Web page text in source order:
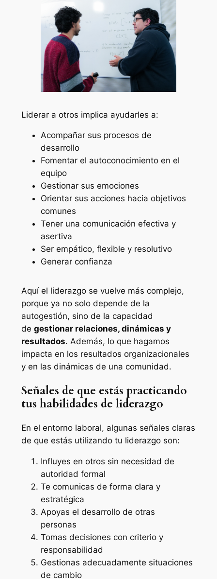
Liderar a otros implica ayudarles a:
Acompañar sus procesos de
desarrollo
Fomentar el autoconocimiento en el
equipo
Gestionar sus emociones
Orientar sus acciones hacia objetivos
comunes
Tener una comunicación efectiva y
asertiva
Ser empático, flexible y resolutivo
Generar confianza
Aquí el liderazgo se vuelve más complejo,
porque ya no solo depende de la
autogestión, sino de la capacidad
de gestionar relaciones, dinámicas y
resultados. Además, lo que hagamos
impacta en los resultados organizacionales
y en las dinámicas de una comunidad.
Señales de que estás practicando
tus habilidades de liderazgo
En el entorno laboral, algunas señales claras
de que estás utilizando tu liderazgo son:
Influyes en otros sin necesidad de
autoridad formal
Te comunicas de forma clara y
estratégica
Apoyas el desarrollo de otras
personas
Tomas decisiones con criterio y
responsabilidad
Gestionas adecuadamente situaciones
de cambio